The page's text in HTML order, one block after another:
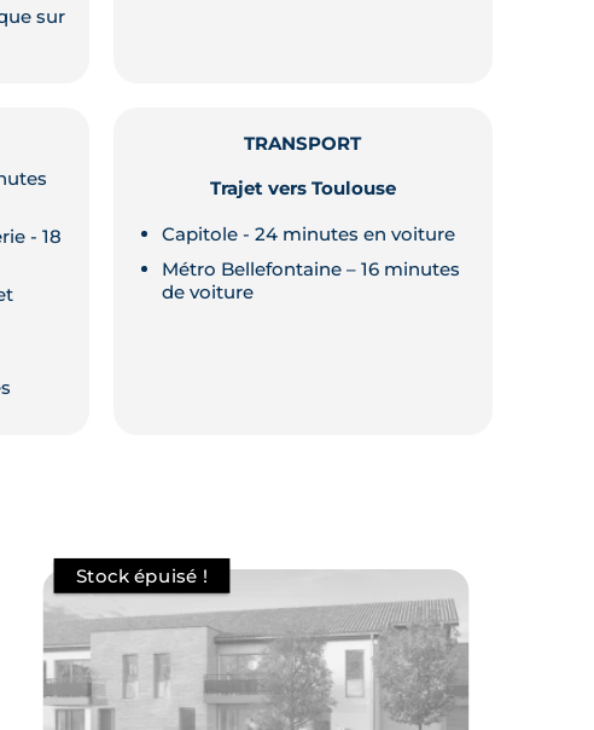
sur
- 18
TRANSPORT
Trajet vers Toulouse
Capitole - 24 minutes en voiture
Métro Bellefontaine – 16 minutes
de voiture